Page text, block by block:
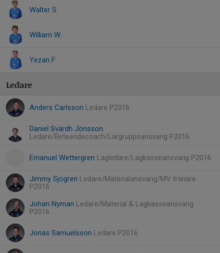
Walter S.
William W.
Yezan F.
Ledare
Anders Carlsson Ledare P2016
Daniel Svärdh Jönsson
Ledare/Beteendecoach/Lärgruppsansvarig P2016
Emanuel Wettergren Lagledare/Lagkasseansvarig P2016
Jimmy Sjögren Ledare/Materialansvarig/MV tränare
P2016
Johan Nyman Ledare/Material & Lagkasseansvarig
P2016
Jonas Samuelsson Ledare P2016